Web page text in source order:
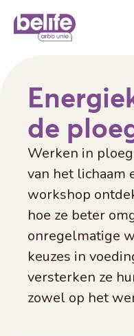
de
Werken in
van het lichaam
workshop
hoe ze beter
onregelmatige
keuzes in
versterken ze
zowel op het